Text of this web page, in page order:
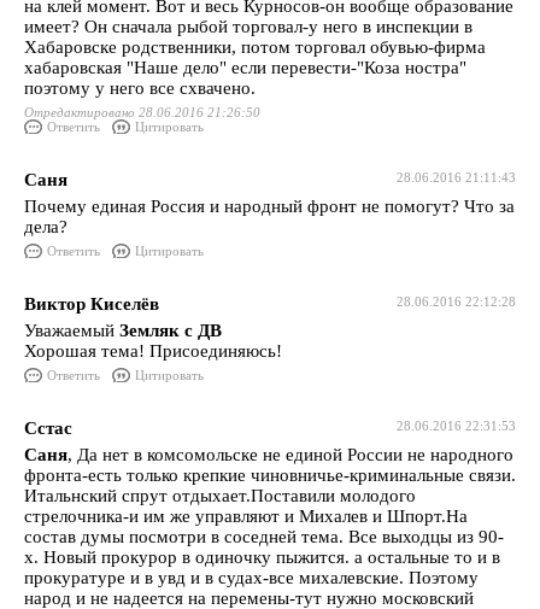
на клей момент. Вот и весь Курносов-он вообще образование
имеет? Он сначала рыбой торговал-у него в инспекции в
Хабаровске родственники, потом торговал обувью-фирма
хабаровская "Наше дело" если перевести-"Коза ностра"
поэтому у него все схвачено.
Отредактировано 28.06.2016 21:26:50
Ответить
Цитировать
28.06.2016 21:11:43
Саня
Почему единая Россия и народный фронт не помогут? Что за
дела?
Ответить Цитировать
28.06.2016 22:12:28
Виктор Киселёв
Уважаемый Земляк с ДВ
Хорошая тема! Присоединяюсь!
Ответить Цитировать
28.06.2016 22:31:53
Сстас
Саня, Да нет в комсомольске не единой России не народного
фронта-есть только крепкие чиновничье-криминальные связи.
Итальнский спрут отдыхает.Поставили молодого
стрелочника-и им же управляют и Михалев и Шпорт.На
состав думы посмотри в соседней тема. Все выходцы из 90-
х. Новый прокурор в одиночку пыжится. а остальные то и в
прокуратуре и в увд и в судах-все михалевские. Поэтому
народ и не надеется на перемены-тут нужно московский